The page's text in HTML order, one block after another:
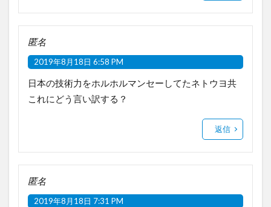
匿名
2019年8月18日 6:58 PM
日本の技術力をホルホルマンセーしてたネトウヨ共
これにどう言い訳する？
返信
匿名
2019年8月18日 7:31 PM